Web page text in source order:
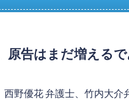
原告はまだ増えるで
野優花 弁護士、竹内大介